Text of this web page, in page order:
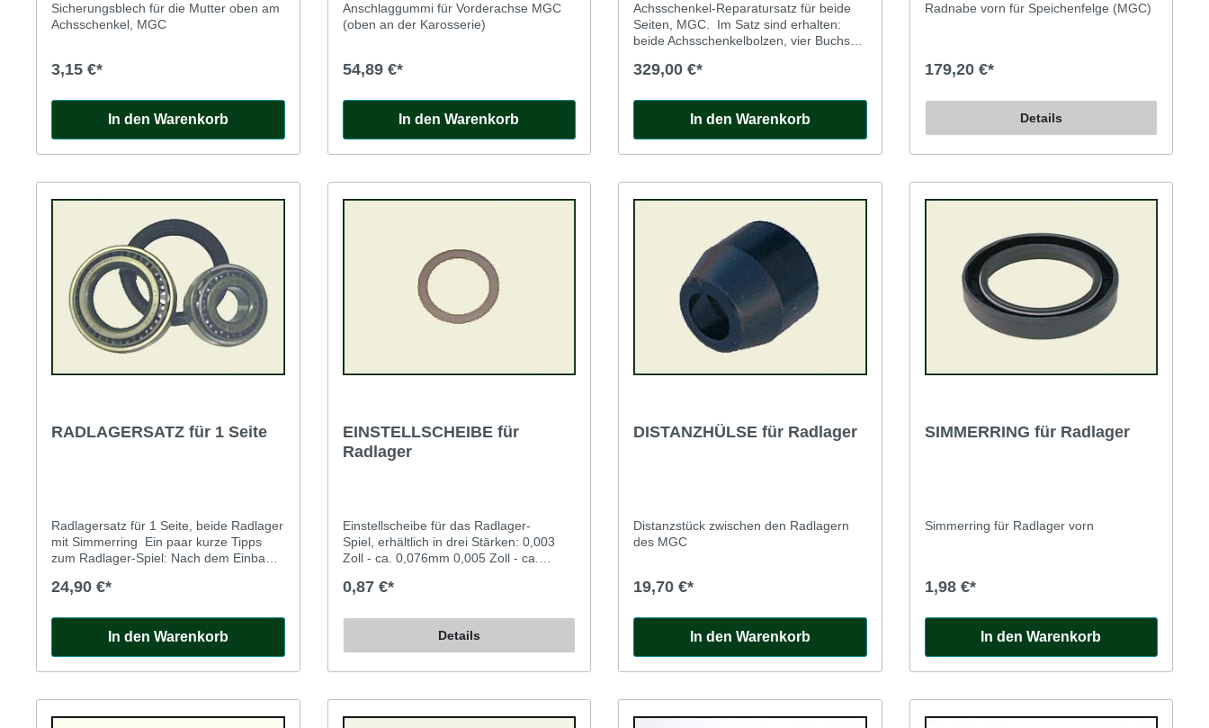
Sicherungsblech für die Mutter oben am
Achsschenkel, MGC
3,15 €*
In den Warenkorb
Anschlaggummi für Vorderachse MGC
(oben an der Karosserie)
54,89 €*
In den Warenkorb
Achsschenkel-Reparatursatz für beide
Seiten, MGC. Im Satz sind erhalten:
beide Achsschenkelbolzen, vier Buchsen
und Einstellscheiben für das Höhenspiel
329,00 €*
In den Warenkorb
Radnabe vorn für Speichenfelge (MGC)
179,20 €*
Details
RADLAGERSATZ für 1 Seite
Radlagersatz für 1 Seite, beide Radlager
mit Simmerring Ein paar kurze Tipps
zum Radlager-Spiel: Nach dem Einbau
Distanzstück, aber ohne
bis die Lager angedrückt werden. Mutter
lösen, Nabe abziehen, Einstellscheiben
zwischen Distanzstück und Innenring
des äußeren Lagers beilegen. Nabe
festziehen: Drehmoment
lt.Werkstatthandbuch 5,5 bis 9,7 kg
24,90 €*
In den Warenkorb
EINSTELLSCHEIBE für
Radlager
Einstellscheibe für das Radlager-
Spiel, erhältlich in drei Stärken: 0,003
Zoll - ca. 0,076mm 0,005 Zoll - ca.
paar kurze Tipps zum Radlager-
Radlager zuerst mit Distanzstück, aber
ohne Einstellscheiben die Mutter
festziehen, bis die Lager angedrückt
werden. Mutter lösen, Nabe abziehen,
und Innenring des äußeren Lagers
beilegen. Nabe einbauen und Mutter
0,87 €*
Details
DISTANZHÜLSE für Radlager
Distanzstück zwischen den Radlagern
des MGC
19,70 €*
In den Warenkorb
SIMMERRING für Radlager
Simmerring für Radlager vorn
1,98 €*
In den Warenkorb